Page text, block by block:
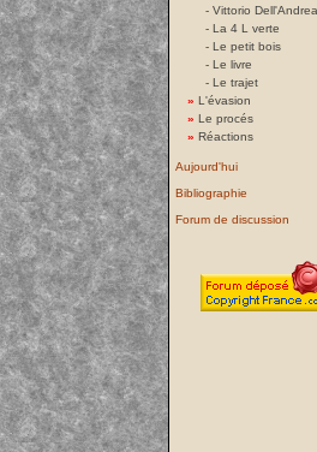
- Vittorio Dell'Andrea
- La 4 L verte
- Le petit bois
- Le livre
- Le trajet
» L'évasion
» Le procés
» Réactions
Aujourd'hui
Bibliographie
Forum de discussion